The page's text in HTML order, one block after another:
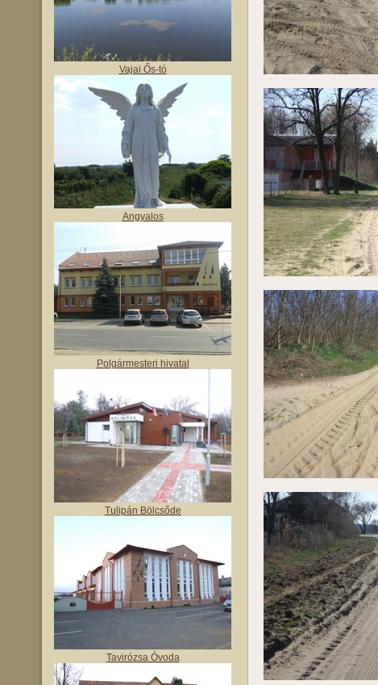
Vajai Ős-tó
Angyalos
Polgármesteri hivatal
Tulipán Bölcsőde
Tavirózsa Óvoda